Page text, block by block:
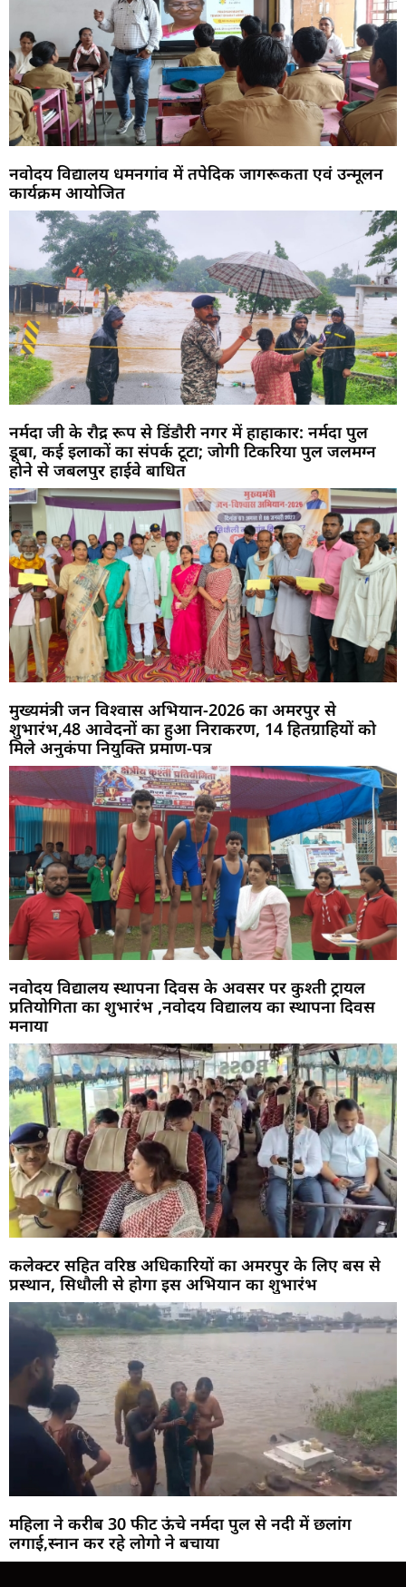
नवोदय विद्यालय धमनगांव में तपेदिक जागरूकता एवं उन्मूलन
कार्यक्रम आयोजित
नर्मदा जी के रौद्र रूप से डिंडौरी नगर में हाहाकार: नर्मदा पुल
डूबा, कई इलाकों का संपर्क टूटा; जोगी टिकरिया पुल जलमग्न
होने से जबलपुर हाईवे बाधित
मुख्यमंत्री जन विश्वास अभियान-2026 का अमरपुर से
शुभारंभ,48 आवेदनों का हुआ निराकरण, 14 हितग्राहियों को
मिले अनुकंपा नियुक्ति प्रमाण-पत्र
नवोदय विद्यालय स्थापना दिवस के अवसर पर कुश्ती ट्रायल
प्रतियोगिता का शुभारंभ ,नवोदय विद्यालय का स्थापना दिवस
मनाया
कलेक्टर सहित वरिष्ठ अधिकारियों का अमरपुर के लिए बस से
प्रस्थान, सिधौली से होगा इस अभियान का शुभारंभ
महिला ने करीब 30 फीट ऊंचे नर्मदा पुल से नदी में छलांग
लगाई,स्नान कर रहे लोगो ने बचाया